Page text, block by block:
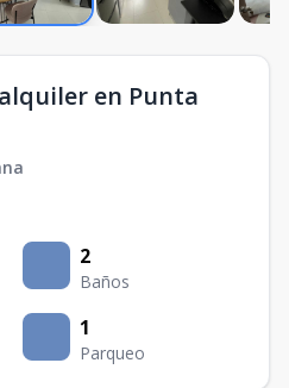
en Punta
2
Baños
1
Parqueo